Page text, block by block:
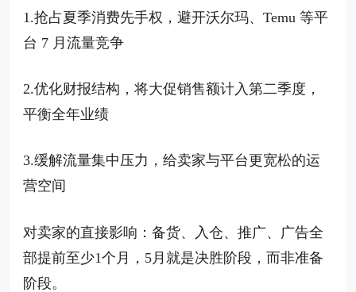
1.抢占夏季消费先手权，避开沃尔玛、Temu 等平
台 7 月流量竞争
2.优化财报结构，将大促销售额计入第二季度，
平衡全年业绩
3.缓解流量集中压力，给卖家与平台更宽松的运
营空间
对卖家的直接影响：备货、入仓、推广、广告全
部提前至少1个月，5月就是决胜阶段，而非准备
阶段。